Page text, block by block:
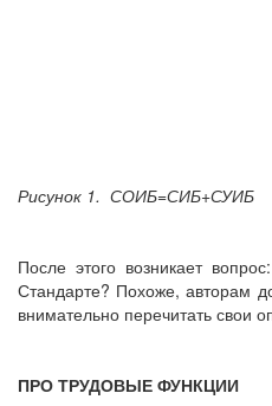
Рисунок 1. СОИБ=СИБ+СУИБ
После этого возникает
Стандарте? Похоже, авторам
внимательно перечитать свои
ПРО ТРУДОВЫЕ ФУНКЦИИ